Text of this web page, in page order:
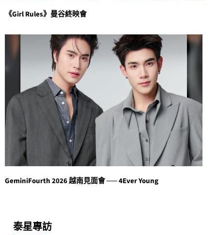
《Girl Rules》曼谷終映會
GeminiFourth 2026 越南見面會 ── 4Ever Young
泰星專訪